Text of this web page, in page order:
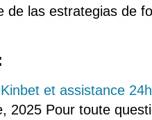
de las estrategias de
et assistance
2025 Pour toute